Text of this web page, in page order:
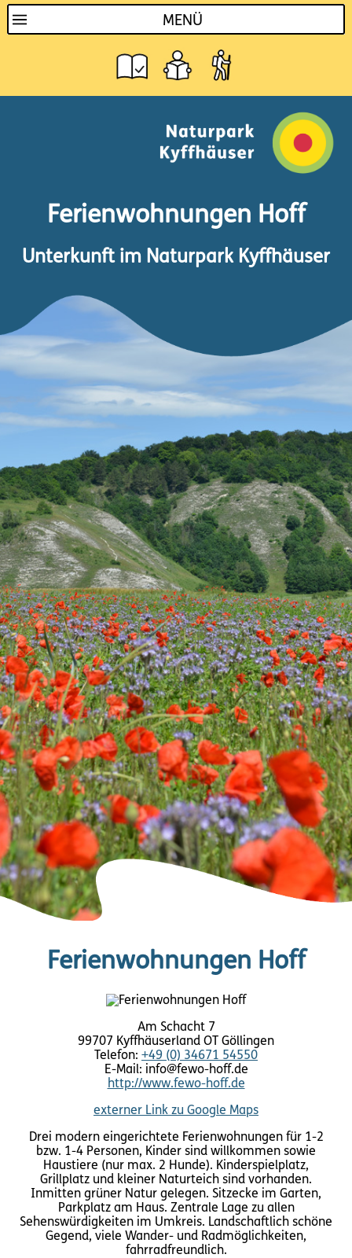
MENÜ
Ferienwohnungen Hoff
Unterkunft im Naturpark Kyffhäuser
Ferienwohnungen Hoff
Am Schacht 7
99707 Kyffhäuserland OT Göllingen
Telefon: +49 (0) 34671 54550
E-Mail: info@fewo-hoff.de
http://www.fewo-hoff.de
externer Link zu Google Maps
Drei modern eingerichtete Ferienwohnungen für 1-2
bzw. 1-4 Personen, Kinder sind willkommen sowie
Haustiere (nur max. 2 Hunde). Kinderspielplatz,
Grillplatz und kleiner Naturteich sind vorhanden.
Inmitten grüner Natur gelegen. Sitzecke im Garten,
Parkplatz am Haus. Zentrale Lage zu allen
Sehenswürdigkeiten im Umkreis. Landschaftlich schöne
Gegend, viele Wander- und Radmöglichkeiten,
fahrradfreundlich.